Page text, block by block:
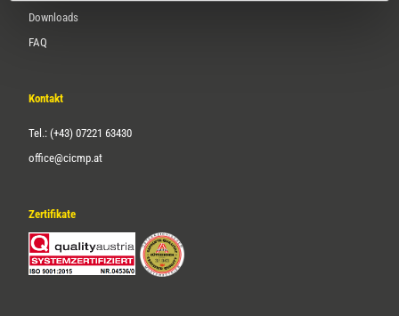
Downloads
FAQ
Kontakt
Tel.: (+43) 07221 63430
office@cicmp.at
Zertifikate